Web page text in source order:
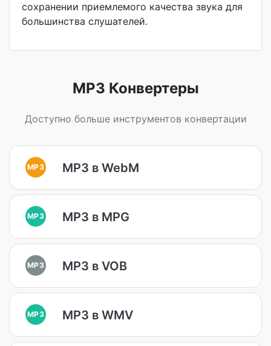
сохранении приемлемого качества звука для
большинства слушателей.
MP3 Конвертеры
Доступно больше инструментов конвертации
MP3 MP3 в WebM
MP3 MP3 в MPG
MP3 MP3 в VOB
MP3 MP3 в WMV